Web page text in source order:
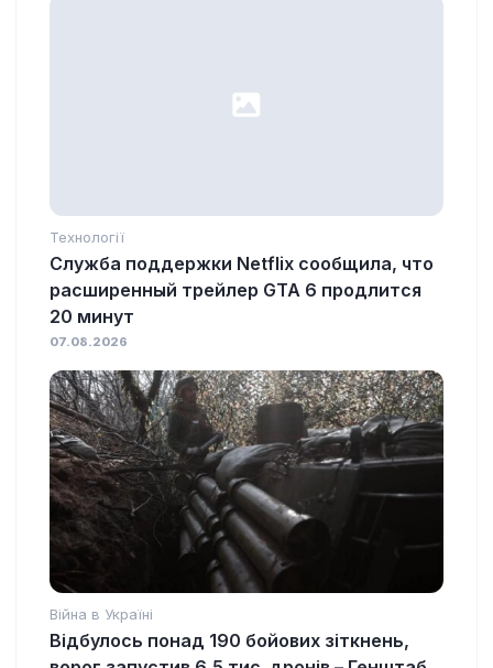
Технології
Служба поддержки Netflix сообщила, что
расширенный трейлер GTA 6 продлится
20 минут
07.08.2026
Війна в Україні
Відбулось понад 190 бойових зіткнень,